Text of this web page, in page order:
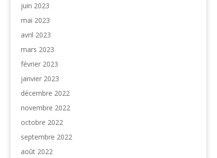
juin 2023
mai 2023
avril 2023
mars 2023
février 2023
janvier 2023
décembre 2022
novembre 2022
octobre 2022
septembre 2022
août 2022